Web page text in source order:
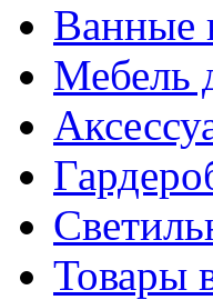
Ванные
Мебель
Товары